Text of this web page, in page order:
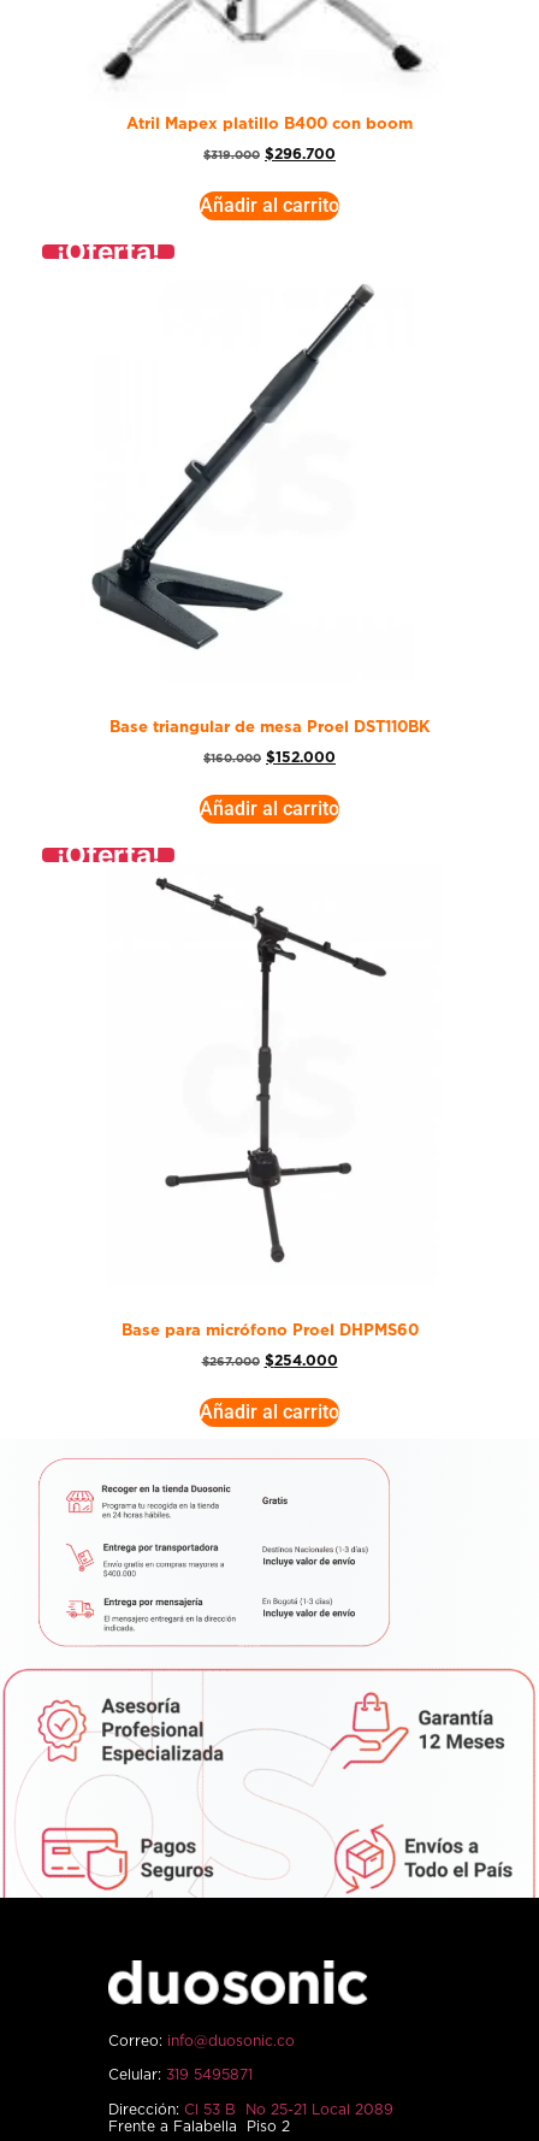
Atril Mapex platillo B400 con boom
$319.000 $296.700
Añadir al carrito
¡Oferta!
Base triangular de mesa Proel DST110BK
$160.000 $152.000
Añadir al carrito
¡Oferta!
Base para micrófono Proel DHPMS60
$267.000 $254.000
Añadir al carrito
Correo: info@duosonic.co
Celular: 319 5495871
Dirección: Cl 53 B No 25-21 Local 2089
Frente a Falabella Piso 2